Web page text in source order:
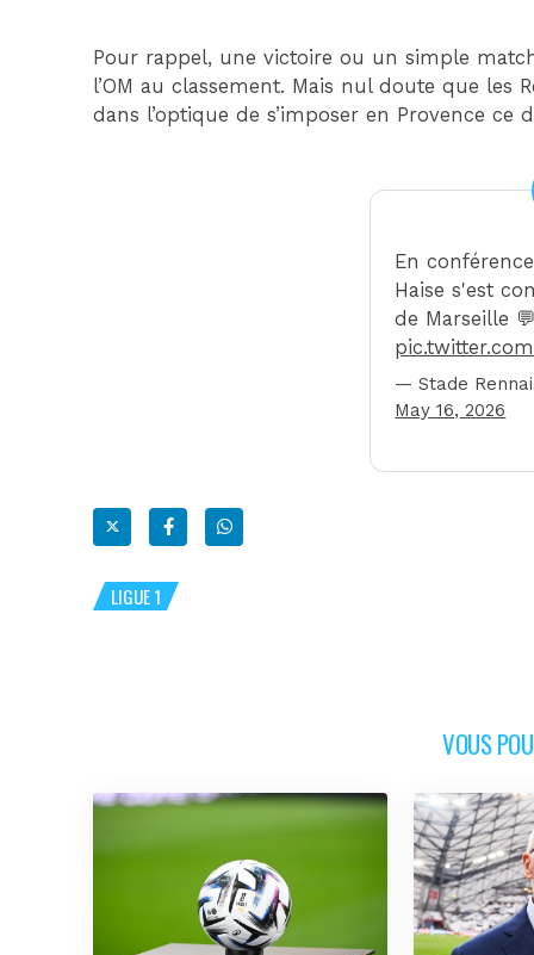
Pour rappel, une victoire ou un simple
l’OM au classement. Mais nul doute que
dans l’optique de s’imposer en Provence ce
En
Haise s'est
de Marseille
— Stade
May 16, 2026
LIGUE 1
VOUS